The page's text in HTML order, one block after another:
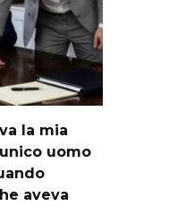
la mia
uomo
aveva